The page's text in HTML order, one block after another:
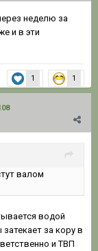
неделю за
и в эти
1 1
валом
водой
за кору в
и ТВП